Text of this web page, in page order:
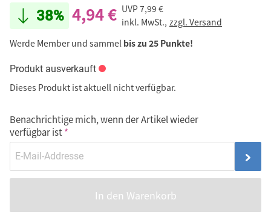
38% 4,94 € UVP7,99 €
inkl. MwSt., zzgl. Versand
Werde Member und sammel bis zu 25 Punkte!
Produkt ausverkauft
Dieses Produkt ist aktuell nicht verfügbar.
Benachrichtige mich, wenn der Artikel wieder
verfügbar ist
In den Warenkorb